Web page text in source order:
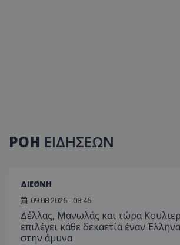
ΡΟΗ ΕΙΔΗΣΕΩΝ
ΔΙΕΘΝΗ
09.08.2026 - 08:46
Δέλλας, Μανωλάς και τώρα
επιλέγει κάθε δεκαετία έναν
στην άμυνα